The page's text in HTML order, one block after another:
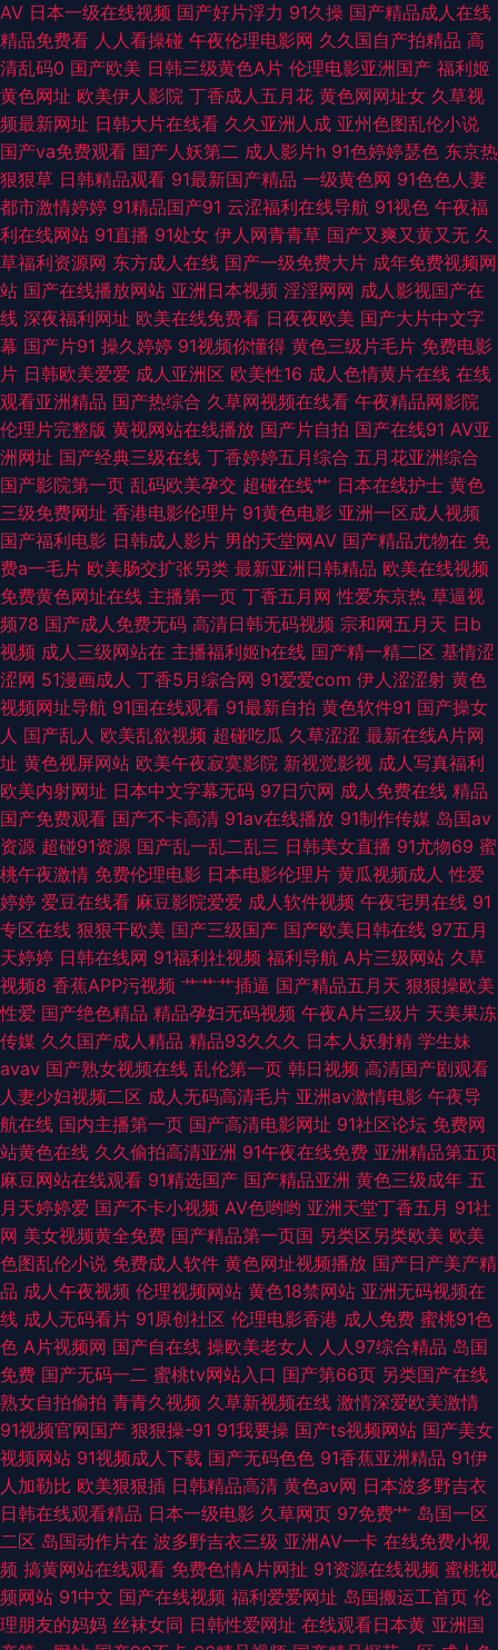
人午夜 性爱加勒比 91人妻人人妻人 国产AV操屁探花 久久理论婷婷网 日本a
片中文字幕 亚洲字幕大香蕉 97人人人热热 大香蕉超碰 韩日欧av 伦理福利影
院 无码爆乳久久 91情侣视频 国产91福利 老湿机操 深夜福利网址 91干在线
视频 波多野吉依电影 国产乱子伦精品 欧美99欧美 五月花婷婷 97人人操操人
人 韩国之操B 欧美少妇性交 亚洲人妻五月婷婷 操逼影视豆花社区 黄色仓库
看片 青青视频网 亚州成人网站在线 91双飞在线 国产综合14p 人妻精品一二
三 亚洲情色11 97色色综合影院 国内最新肏屄精品 91国标精品 超碰毛片 韩
日2区 日韩欧美A片 午夜传媒福利 欧美激eyy 超碰在线人网播放 偷拍第一夜
草草网天堂 另类丝袜美腿 精品日韩一区 亚洲成人系列 成人AV资源 久久综合
亚洲激情小说网 超碰在线观看97 加勒比91AV 日本A∨在线观看 91h人妻网站
肏屄人人 久久超碰成人 色色韩日 91部免费电影 www亚洲天堂网 久久草草
高清国产 少妇喷潮蜜桃91 91互操 国产精品蜜芽AV 日本www 伊人海角91 A
片网纸 韩国无吗AV 日本操逼片 亚洲中文日韩tv 福利姬社区导航 欧美亚洲国
产另类 91黄产 成人av五月花 久热中文 婷婷五月天亚洲 97视频9 福利社午夜
剧场 美女奸三级 在线成人a片 导航影视AV 美女草逼免费 亚洲拍拍拍拍 肏屄
一区二区 黄色小片8848 日本韩国操逼 亚洲精选中文字幕 TS紫苑在线观看
美女深夜福利91 中文字幕11页
AV 日本一级在线视频 国产好片浮力 91久操 国产精品成人在线
精品免费看 人人看操碰 午夜伦理电影网 久久国自产拍精品 高
清乱码0 国产欧美 日韩三级黄色A片 伦理电影亚洲国产 福利姬
黄色网址 欧美伊人影院 丁香成人五月花 黄色网网址女 久草视
频最新网址 日韩大片在线看 久久亚洲人成 亚州色图乱伦小说
国产va免费观看 国产人妖第二 成人影片h 91色婷婷瑟色 东京热
狠狠草 日韩精品观看 91最新国产精品 一级黄色网 91色色人妻
都市激情婷婷 91精品国产91 云涩福利在线导航 91视色 午夜福
利在线网站 91直播 91处女 伊人网青青草 国产又爽又黄又无 久
草福利资源网 东方成人在线 国产一级免费大片 成年免费视频网
站 国产在线播放网站 亚洲日本视频 淫淫网网 成人影视国产在
线 深夜福利网址 欧美在线免费看 日夜夜欧美 国产大片中文字
幕 国产片91 操久婷婷 91视频你懂得 黄色三级片毛片 免费电影
片 日韩欧美爱爱 成人亚洲区 欧美性16 成人色情黄片在线 在线
观看亚洲精品 国产热综合 久草网视频在线看 午夜精品网影院
伦理片完整版 黄视网站在线播放 国产片自拍 国产在线91 AV亚
洲网址 国产经典三级在线 丁香婷婷五月综合 五月花亚洲综合
国产影院第一页 乱码欧美孕交 超碰在线艹 日本在线护士 黄色
三级免费网址 香港电影伦理片 91黄色电影 亚洲一区成人视频
国产福利电影 日韩成人影片 男的天堂网AV 国产精品尤物在 免
费a一毛片 欧美肠交扩张另类 最新亚洲日韩精品 欧美在线视频
免费黄色网址在线 主播第一页 丁香五月网 性爱东京热 草逼视
频78 国产成人免费无码 高清日韩无码视频 宗和网五月天 日b
视频 成人三级网站在 主播福利姬h在线 国产精一精二区 基情涩
涩网 51漫画成人 丁香5月综合网 91爱爱com 伊人涩涩射 黄色
视频网址导航 91国在线观看 91最新自拍 黄色软件91 国产操女
人 国产乱人 欧美乱欲视频 超碰吃瓜 久草涩涩 最新在线A片网
址 黄色视屏网站 欧美午夜寂寞影院 新视觉影视 成人写真福利
欧美内射网址 日本中文字幕无码 97日穴网 成人免费在线 精品
国产免费观看 国产不卡高清 91av在线播放 91制作传媒 岛国av
资源 超碰91资源 国产乱一乱二乱三 日韩美女直播 91尤物69 蜜
桃午夜激情 免费伦理电影 日本电影伦理片 黄瓜视频成人 性爱
婷婷 爱豆在线看 麻豆影院爱爱 成人软件视频 午夜宅男在线 91
专区在线 狠狠干欧美 国产三级国产 国产欧美日韩在线 97五月
天婷婷 日韩在线网 91福利社视频 福利导航 A片三级网站 久草
视频8 香蕉APP污视频 艹艹艹插逼 国产精品五月天 狠狠操欧美
性爱 国产绝色精品 精品孕妇无码视频 午夜A片三级片 天美果冻
传媒 久久国产成人精品 精品93久久久 日本人妖射精 学生妹
avav 国产熟女视频在线 乱伦第一页 韩日视频 高清国产剧观看
人妻少妇视频二区 成人无码高清毛片 亚洲av激情电影 午夜导
航在线 国内主播第一页 国产高清电影网址 91社区论坛 免费网
站黄色在线 久久偷拍高清亚洲 91午夜在线免费 亚洲精品第五页
麻豆网站在线观看 91精选国产 国产精品亚洲 黄色三级成年 五
月天婷婷爱 国产不卡小视频 AV色哟哟 亚洲天堂丁香五月 91社
网 美女视频黄全免费 国产精品第一页国 另类区另类欧美 欧美
色图乱伦小说 免费成人软件 黄色网址视频播放 国产日产美产精
品 成人午夜视频 伦理视频网站 黄色18禁网站 亚洲无码视频在
线 成人无码看片 91原创社区 伦理电影香港 成人免费 蜜桃91色
色 A片视频网 国产自在线 操欧美老女人 人人97综合精品 岛国
免费 国产无码一二 蜜桃tv网站入口 国产第66页 另类国产在线
熟女自拍偷拍 青青久视频 久草新视频在线 激情深爱欧美激情
91视频官网国产 狠狠操-91 91我要操 国产ts视频网站 国产美女
视频网站 91视频成人下载 国产无码色色 91香蕉亚洲精品 91伊
人加勒比 欧美狠狠插 日韩精品高清 黄色av网 日本波多野吉衣
日韩在线观看精品 日本一级电影 久草网页 97免费艹 岛国一区
二区 岛国动作片在 波多野吉衣三级 亚洲AV一卡 在线免费小视
频 搞黄网站在线观看 免费色情A片网扯 91资源在线视频 蜜桃视
频网站 91中文 国产在线视频 福利爱爱网址 岛国搬运工首页 伦
理朋友的妈妈 丝袜女同 日韩性爱网址 在线观看日本黄 亚洲国